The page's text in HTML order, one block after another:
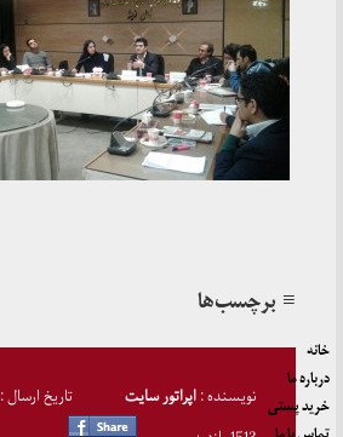
≡ برچسب‌ها
نویسنده :اپراتور سایت تاریخ ارسال :
خانه
درباره ما
خرید پستی